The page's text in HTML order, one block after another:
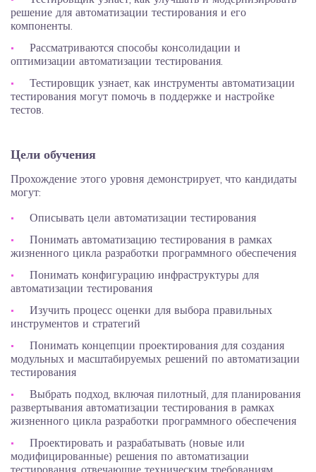
решение для автоматизации тестирования и его
компоненты.
Рассматриваются способы консолидации и
оптимизации автоматизации тестирования.
Тестировщик узнает, как инструменты автоматизации
тестирования могут помочь в поддержке и настройке
тестов.
Цели обучения
Прохождение этого уровня демонстрирует, что кандидаты
могут:
Описывать цели автоматизации тестирования
Понимать автоматизацию тестирования в рамках
жизненного цикла разработки программного обеспечения
Понимать конфигурацию инфраструктуры для
автоматизации тестирования
Изучить процесс оценки для выбора правильных
инструментов и стратегий
Понимать концепции проектирования для создания
модульных и масштабируемых решений по автоматизации
тестирования
Выбрать подход, включая пилотный, для планирования
развертывания автоматизации тестирования в рамках
жизненного цикла разработки программного обеспечения
Проектировать и разрабатывать (новые или
модифицированные) решения по автоматизации